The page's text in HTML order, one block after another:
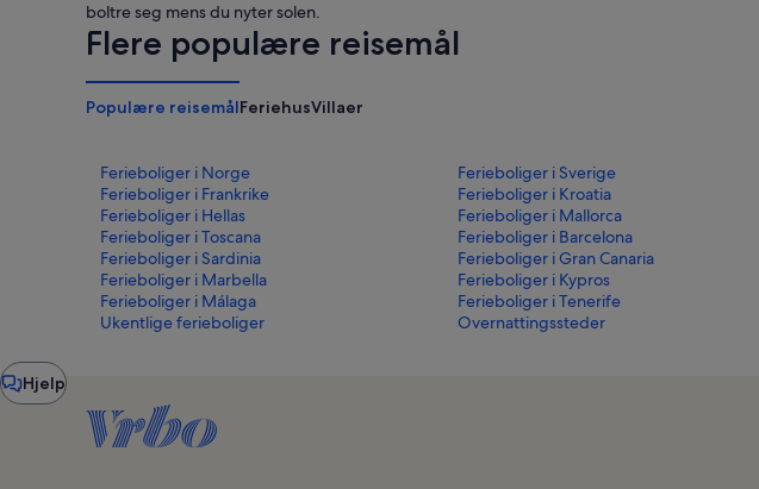
boltre seg mens du nyter solen.
Flere populære reisemål
Populære reisemålFeriehusVillaer
Ferieboliger i Norge Ferieboliger i Sverige
Ferieboliger i Frankrike
Ferieboliger i Kroatia
Ferieboliger i Hellas
Ferieboliger i Mallorca
Ferieboliger i Toscana
Ferieboliger i Barcelona
Ferieboliger i Sardinia
Ferieboliger i Gran Canaria
Ferieboliger i Marbella
Ferieboliger i Kypros
Ferieboliger i Málaga
Ferieboliger i Tenerife
Ukentlige ferieboliger
Overnattingssteder
Hjelp
Chatvindu